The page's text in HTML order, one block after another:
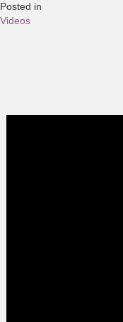
Posted in
Videos